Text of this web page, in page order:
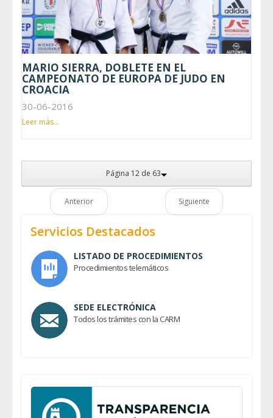
MARIO SIERRA, DOBLETE EN EL
CAMPEONATO DE EUROPA DE JUDO EN
CROACIA
30-06-2016
Leer más...
Página 12 de 63
Anterior Siguiente
Servicios Destacados
LISTADO DE PROCEDIMIENTOS
Procedimientos telemáticos
SEDE ELECTRÓNICA
Todos los trámites con la CARM